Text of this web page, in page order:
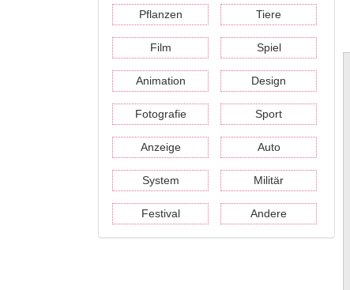
Pflanzen Tiere
Film Spiel
Animation Design
Fotografie Sport
Anzeige Auto
System Militär
Festival Andere